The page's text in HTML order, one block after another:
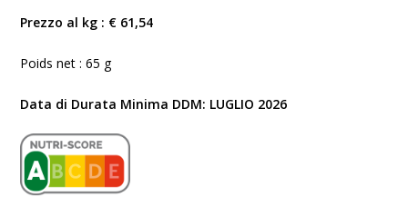
Prezzo al kg : € 61,54
Poids net : 65 g
Data di Durata Minima DDM: LUGLIO 2026